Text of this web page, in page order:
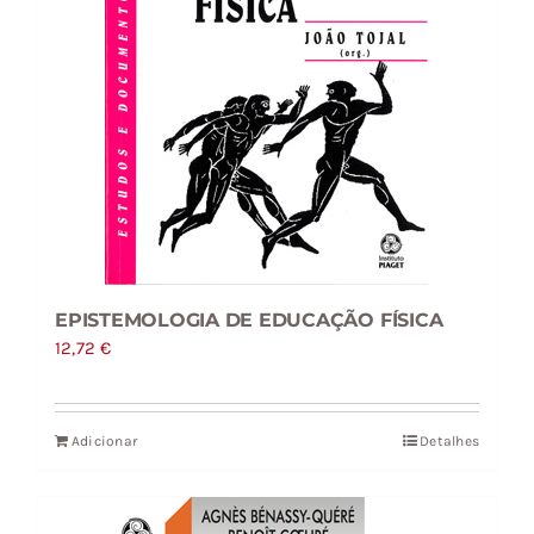
EPISTEMOLOGIA DE EDUCAÇÃO FÍSICA
12,72€
Adicionar Detalhes